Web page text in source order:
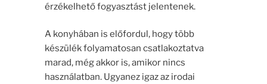
érzékelhető fogyasztást jelentenek.
A konyhában is előfordul, hogy több
készülék folyamatosan csatlakoztatva
marad, még akkor is, amikor nincs
használatban. Ugyanez igaz az irodai